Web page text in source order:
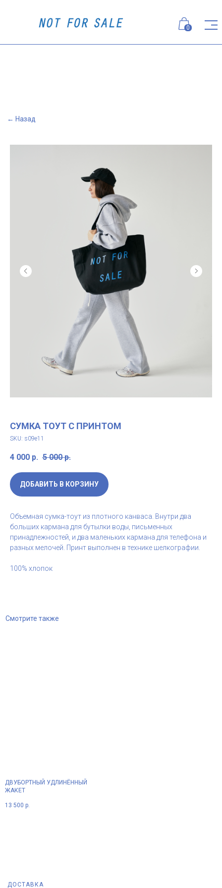
0
← Назад
СУМКА ТОУТ С ПРИНТОМ
SKU: s09e11
4 000 р. 5 000 р.
ДОБАВИТЬ В КОРЗИНУ
Объемная сумка-тоут из плотного канваса. Внутри два
больших кармана для бутылки воды, письменных
принадлежностей, и два маленьких кармана для телефона и
разных мелочей. Принт выполнен в технике шелкографии.
100% хлопок
Смотрите также
ДВУБОРТНЫЙ УДЛИНЁННЫЙ
ЖАКЕТ
13 500 р.
ДОСТАВКА